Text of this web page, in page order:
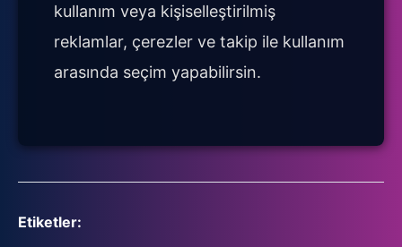
kullanım veya kişiselleştirilmiş
reklamlar, çerezler ve takip ile kullanım
arasında seçim yapabilirsin.
Etiketler: